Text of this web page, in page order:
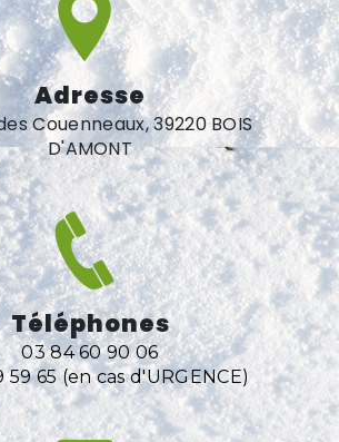
Adresse
Couenneaux, 39220 BOIS
D'AMONT
Téléphones
03 84 60 90 06
59 65 (en cas d'URGENCE)